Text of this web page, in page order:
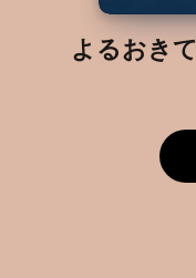
よるおき